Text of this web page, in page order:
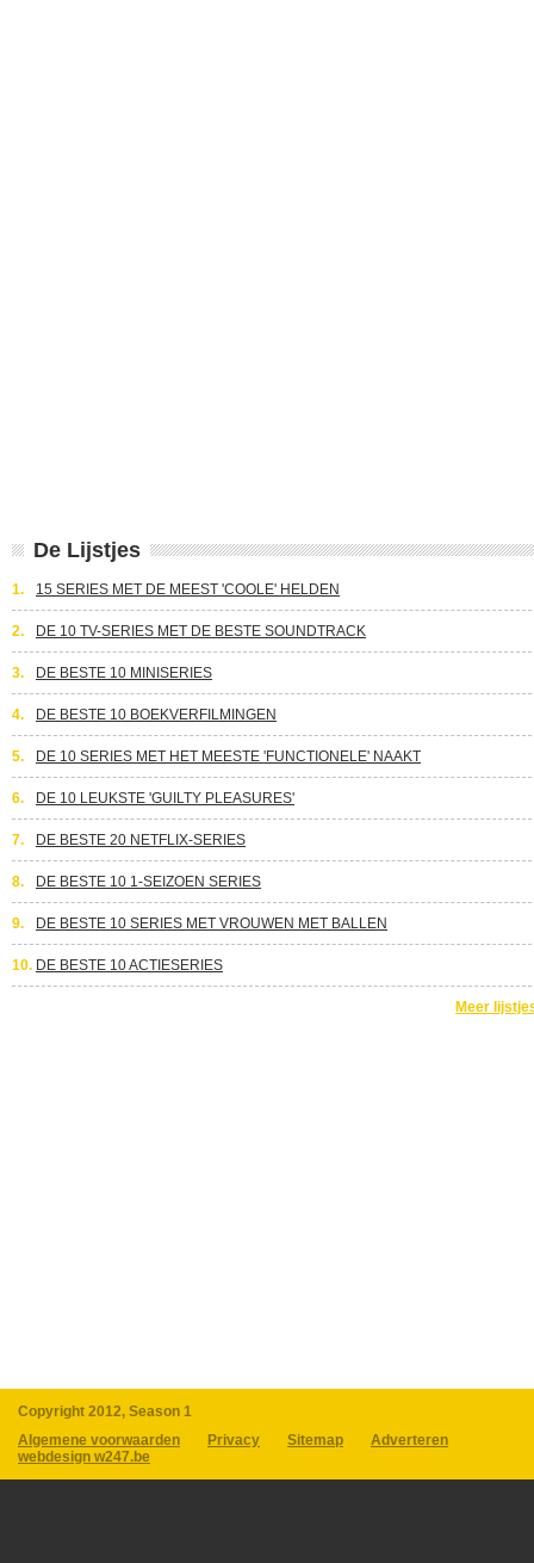
De Lijstjes
1. 15 SERIES MET DE MEEST 'COOLE' HELDEN
2. DE 10 TV-SERIES MET DE BESTE SOUNDTRACK
3. DE BESTE 10 MINISERIES
4. DE BESTE 10 BOEKVERFILMINGEN
5. DE 10 SERIES MET HET MEESTE 'FUNCTIONELE' NAAKT
6. DE 10 LEUKSTE 'GUILTY PLEASURES'
7. DE BESTE 20 NETFLIX-SERIES
8. DE BESTE 10 1-SEIZOEN SERIES
9. DE BESTE 10 SERIES MET VROUWEN MET BALLEN
10. DE BESTE 10 ACTIESERIES
Meer
Copyright 2012, Season 1
Algemene voorwaarden
Privacy Sitemap
Adverteren
webdesign w247.be